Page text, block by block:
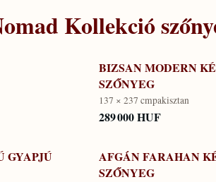
Kollekció
BIZSAN MODERN
SZŐNYEG
137 × 237 cmpakisztan
289 000 HUF
GYAPJÚ
AFGÁN FARAHAN
SZŐNYEG